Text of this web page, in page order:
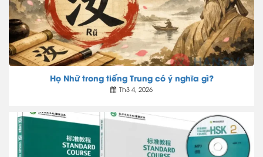
Họ Nhữ trong tiếng Trung có ý nghĩa gì?
Th3 4, 2026